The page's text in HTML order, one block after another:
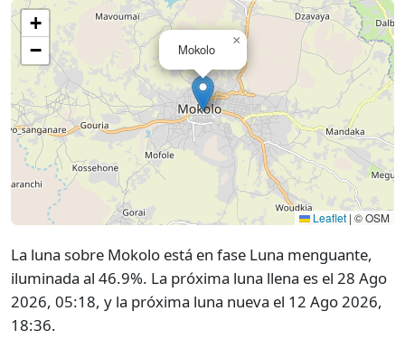
Mokolo
×
+
−
Leaflet | © OSM
La luna sobre Mokolo está en fase Luna menguante,
iluminada al 46.9%. La próxima luna llena es el 28 Ago
2026, 05:18, y la próxima luna nueva el 12 Ago 2026,
18:36.